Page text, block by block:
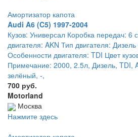
Амортизатор капота
Audi A6 (C5) 1997-2004
Кузов: Универсал Коробка передач: 6
двигателя: AKN Тип двигателя:
Особенности двигателя: TDI Цвет
Примечание: 2000, 2.5л, Дизель, TDI,
зелёный, -,
700 руб.
Motorland
Москва
Нажмите здесь